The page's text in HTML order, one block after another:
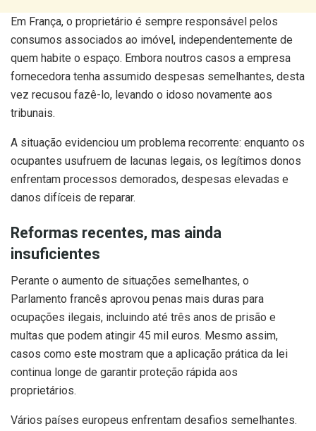
Em França, o proprietário é sempre responsável pelos
consumos associados ao imóvel, independentemente de
quem habite o espaço. Embora noutros casos a empresa
fornecedora tenha assumido despesas semelhantes, desta
vez recusou fazê-lo, levando o idoso novamente aos
tribunais.
A situação evidenciou um problema recorrente: enquanto os
ocupantes usufruem de lacunas legais, os legítimos donos
enfrentam processos demorados, despesas elevadas e
danos difíceis de reparar.
Reformas recentes, mas ainda
insuficientes
Perante o aumento de situações semelhantes, o
Parlamento francês aprovou penas mais duras para
ocupações ilegais, incluindo até três anos de prisão e
multas que podem atingir 45 mil euros. Mesmo assim,
casos como este mostram que a aplicação prática da lei
continua longe de garantir proteção rápida aos
proprietários.
Vários países europeus enfrentam desafios semelhantes.